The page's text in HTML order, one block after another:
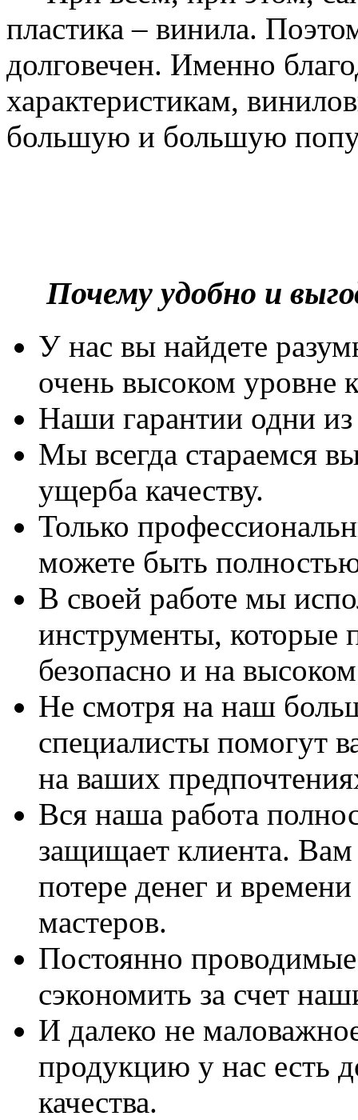
пластика – винила.
долговечен. Именно
характеристикам,
большую и большую
Почему удобно и
У нас вы найдете
очень высоком уровне
Наши гарантии одни
Мы всегда стараемся
ущерба качеству.
Только
можете быть
В своей работе мы
инструменты, которые
безопасно и на
Не смотря на наш
специалисты помогут
на ваших
Вся наша работа
защищает клиента. Вам
потере денег и
мастеров.
Постоянно
сэкономить за счет
И далеко не
продукцию у нас есть
качества.